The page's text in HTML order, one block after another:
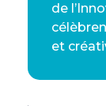
de
et